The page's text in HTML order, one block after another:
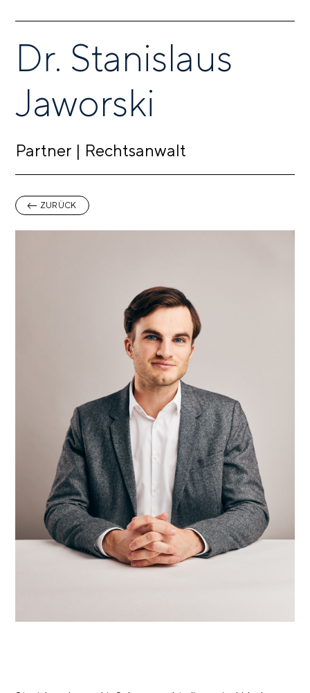
Dr. Stanislaus
Jaworski
Partner | Rechtsanwalt
ZURÜCK